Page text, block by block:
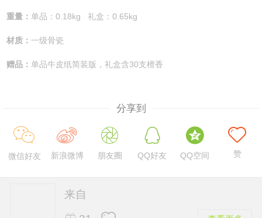
重量：单品：0.18kg 礼盒：0.65kg
材质：一级骨瓷
赠品：单品牛皮纸简装版，礼盒含30支檀香
分享到
微信好友 新浪微博 朋友圈 QQ好友 QQ空间 赞
来自